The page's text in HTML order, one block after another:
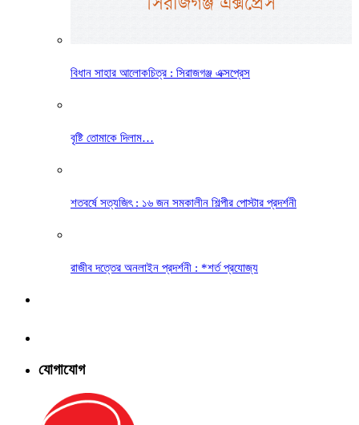
বিধান সাহার আলোকচিত্র : সিরাজগঞ্জ এক্সপ্রেস
বৃষ্টি তোমাকে দিলাম…
শতবর্ষে সত্যজিৎ : ১৬ জন সমকালীন শিল্পীর পোস্টার প্রদর্শনী
রাজীব দত্তের অনলাইন প্রদর্শনী : *শর্ত প্রযোজ্য
যোগাযোগ